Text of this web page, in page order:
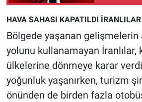
HAVA SAHASI KAPATILDI
Bölgede yaşanan gelişmelerin
yolunu kullanamayan İranlılar,
ülkelerine dönmeye karar
yoğunluk yaşanırken, turizm
önünden de birden fazla
Canlı Yayın